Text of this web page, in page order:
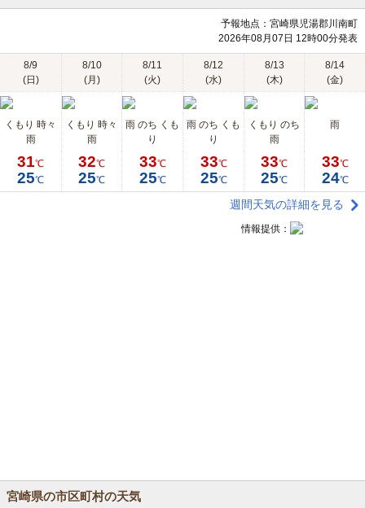
予報地点：宮崎県児湯郡川南町
2026年08月07日 12時00分発表
8/9
(日)
8/10
(月)
8/11
(火)
8/12
(水)
8/13
(木)
8/14
(金)
くもり 時々
雨
くもり 時々
雨
雨 のち くも
り
雨 のち くも
り
くもり のち
雨
雨
31℃
25℃
32℃
25℃
33℃
25℃
33℃
25℃
33℃
25℃
33℃
24℃
週間天気の詳細を見る
情報提供：
宮崎県の市区町村の天気